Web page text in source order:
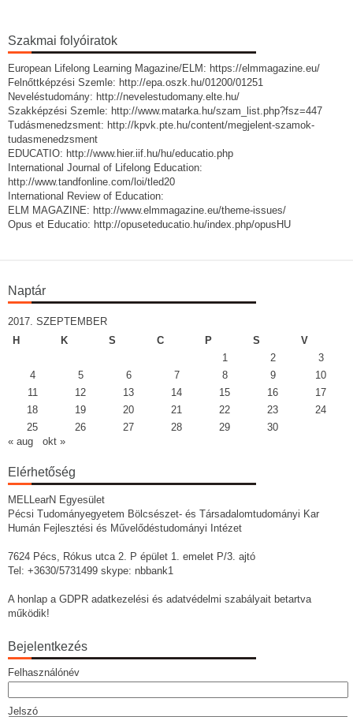
Szakmai folyóiratok
European Lifelong Learning Magazine/ELM: https://elmmagazine.eu/
Felnőttképzési Szemle: http://epa.oszk.hu/01200/01251
Neveléstudomány: http://nevelestudomany.elte.hu/
Szakképzési Szemle: http://www.matarka.hu/szam_list.php?fsz=447
Tudásmenedzsment: http://kpvk.pte.hu/content/megjelent-szamok-
tudasmenedzsment
EDUCATIO: http://www.hier.iif.hu/hu/educatio.php
International Journal of Lifelong Education:
http://www.tandfonline.com/loi/tled20
International Review of Education:
ELM MAGAZINE: http://www.elmmagazine.eu/theme-issues/
Opus et Educatio: http://opuseteducatio.hu/index.php/opusHU
Naptár
2017. SZEPTEMBER
H
K S C P S
V
1
2
3
4
5 6 7 8 9
10
11
12 13 14 15 16
17
18
19 20 21 22 23
24
25
26 27 28 29
30
« aug
okt »
Elérhetőség
MELLearN Egyesület
Pécsi Tudományegyetem Bölcsészet- és Társadalomtudományi Kar
Humán Fejlesztési és Művelődéstudományi Intézet
7624 Pécs, Rókus utca 2. P épület 1. emelet P/3. ajtó
Tel: +3630/5731499 skype: nbbank1
A honlap a GDPR adatkezelési és adatvédelmi szabályait betartva
működik!
Bejelentkezés
Felhasználónév
Jelszó